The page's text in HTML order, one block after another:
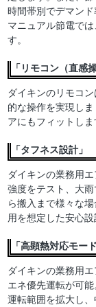
時間帯別でデマン
マニュアル節電で
す。
「リモコン（直感
ダイキンのリモコ
的な操作を実現し
アにもフィットしま
「タフネス設計」
ダイキンの業務用
強度をテスト、大
ら搬入まで様々な
用を想定した安心設
「高顕熱対応モード
ダイキンの業務用
エネ優先運転が可
運転範囲を拡大し